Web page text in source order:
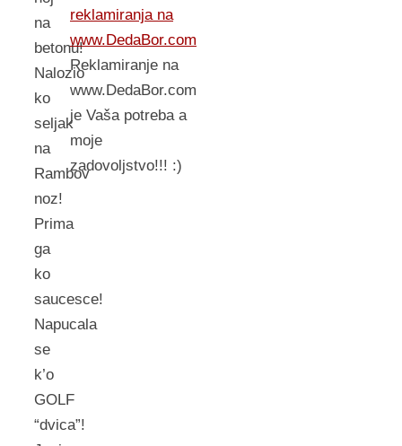
na
betonu!
Nalozio
ko
seljak
na
Rambov
noz!
Prima
ga
ko
saucesce!
Napucala
se
k’o
GOLF
“dvica”!
reklamiranja na
www.DedaBor.com
Reklamiranje na
www.DedaBor.com
je Vaša potreba a
moje
zadovoljstvo!!! :)